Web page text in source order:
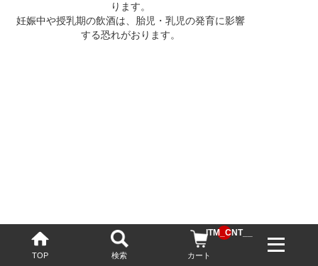
TOP 検索 カート
__ITM_CNT__
ります。
妊娠中や授乳期の飲酒は、胎児・乳児の発育に影響
する恐れがおります。